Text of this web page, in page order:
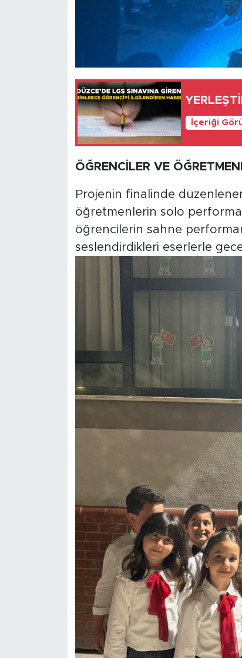
İçeriği
ÖĞRENCİLER VE
Projenin finalinde
öğretmenlerin solo
öğrencilerin sahne
seslendirdikleri eserlerle